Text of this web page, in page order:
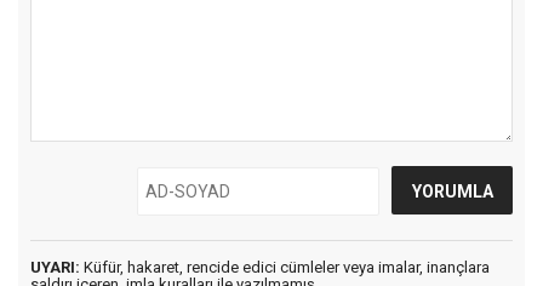
UYARI: Küfür, hakaret, rencide edici cümleler veya imalar, inançlara